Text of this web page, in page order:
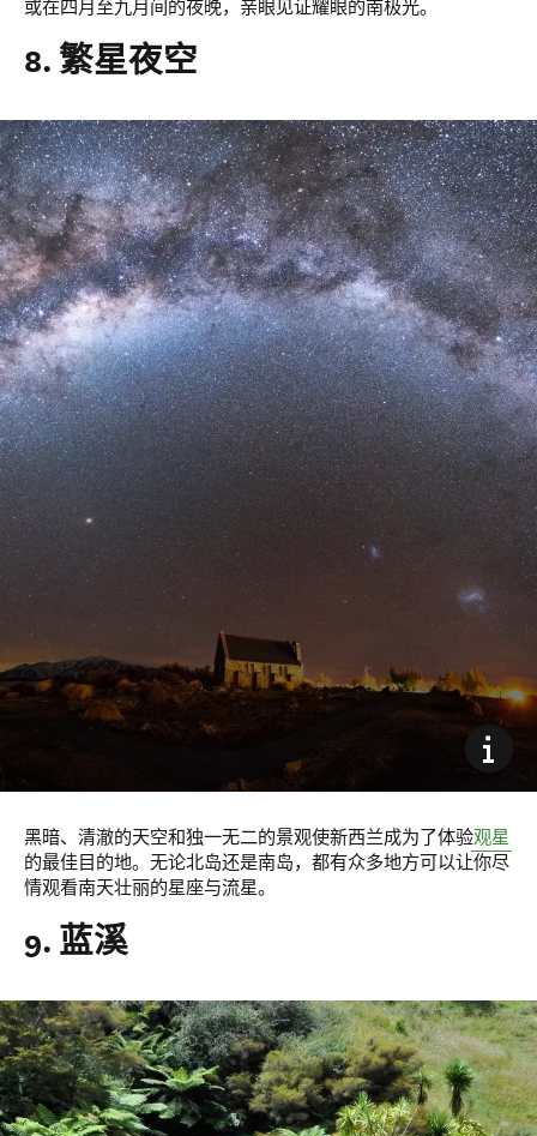
或在四月至九月间的夜晚，亲眼见证耀眼的南极光。
8. 繁星夜空
黑暗、清澈的天空和独一无二的景观使新西兰成为了体验观星
的最佳目的地。无论北岛还是南岛，都有众多地方可以让你尽
情观看南天壮丽的星座与流星。
9. 蓝溪